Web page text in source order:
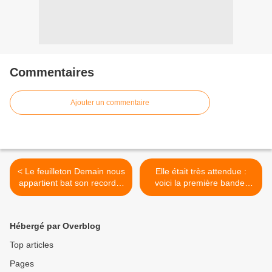
Commentaires
Ajouter un commentaire
< Le feuilleton Demain nous
appartient bat son record à
J+7.
Elle était très attendue :
voici la première bande-
annonce d'Avengers - End
Hébergé par Overblog
Top articles
Pages